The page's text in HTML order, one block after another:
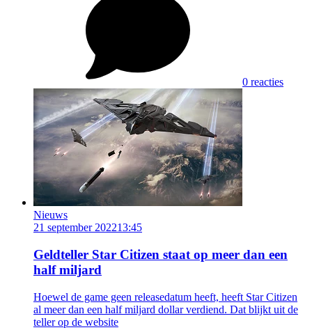
0 reacties
Nieuws
21 september 202213:45
Geldteller Star Citizen staat op meer dan een
half miljard
Hoewel de game geen releasedatum heeft, heeft Star Citizen
al meer dan een half miljard dollar verdiend. Dat blijkt uit de
teller op de website